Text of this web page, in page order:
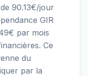
90.13€/jour
GIR
par mois
Ce
du
par la